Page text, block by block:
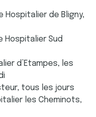
Hospitalier de Bligny,
Hospitalier Sud
d’Etampes, les
tous les jours
les Cheminots,